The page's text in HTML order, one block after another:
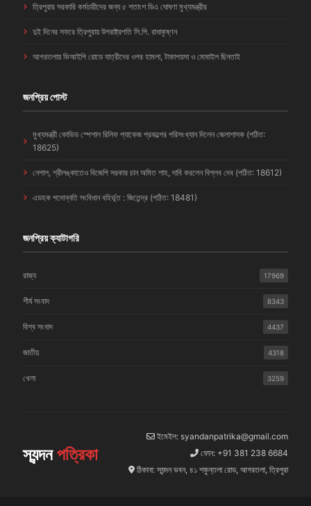
ত্রিপুরার সরকারি কর্মচারীদের জন্য ৫ শতাংশ ডিএ ঘোষণা মুখ্যমন্ত্রীর
দুই দিনের সফরে ত্রিপুরায় উপরাষ্ট্রপতি সি.পি. রাধাকৃষ্ণন
আগরতলায় ভিআইপি রোডে যাত্রীদের ওপর হামলা, টাকাপয়সা ও মোবাইল ছিনতাই
জনপ্রিয় পোস্ট
মুখ্যমন্ত্রী কোভিড স্পেশাল রিলিফ প্যাকেজ প্রকল্পের পরিসংখ্যান দিলেন জেলাশাসক (পঠিত:
18625)
নেপাল, শ্রীলঙ্কাতেও বিজেপি সরকার চান অমিত শাহ, দাবি করলেন বিপ্লব দেব (পঠিত: 18612)
এডহক পদোন্নতি সংবিধান বহির্ভূত : জিতেন্দ্র (পঠিত: 18481)
জনপ্রিয় ক্যাটাগরি
রাজ্য 17969
শীর্ষ সংবাদ 8343
বিশ্ব সংবাদ 4437
জাতীয় 4318
খেলা 3259
স্যন্দনপত্রিকা
ইমেইল: syandanpatrika@gmail.com
ফোন: +91 381 238 6684
ঠিকানা: স্যন্দন ভবন, ৪১ শকুন্তলা রোড, আগরতলা, ত্রিপুরা